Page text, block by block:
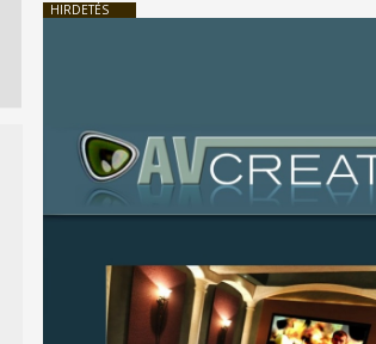
HIRDETÉS